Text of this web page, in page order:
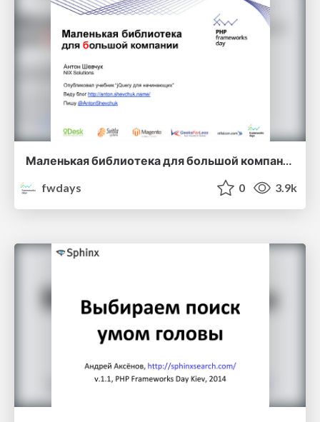
Маленькая библиотека для большой компании. Антон Шевчук
fwdays
0 3.9k